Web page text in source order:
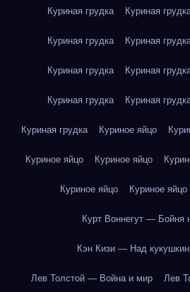
Куриная грудка Куриная
Куриная грудка Куриная
Куриная грудка Куриная
Куриная грудка Куриная
Куриная грудка Куриное яйцо
Куриное яйцо Куриное яйцо
Куриное яйцо Куриное яйцо
Курт Воннегут — Бойня
Кэн Кизи — Над
Лев Толстой — Война и мир Лев